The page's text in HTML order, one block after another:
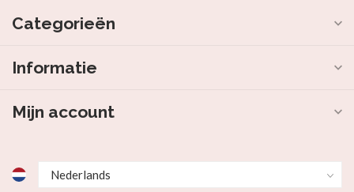
Categorieën
Informatie
Mijn account